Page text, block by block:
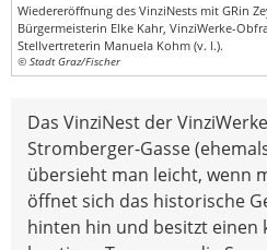
Wiedereröffnung des VinziNests mit GRin
Bürgermeisterin Elke Kahr, VinziWerke-
Stellvertreterin Manuela Kohm (v. l.).
© Stadt Graz/Fischer
Das VinziNest der
Stromberger-Gasse
übersieht man leicht, wenn
öffnet sich das historische
hinten hin und besitzt einen